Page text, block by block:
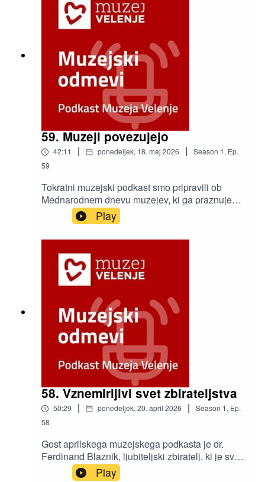
59. Muzeji povezujejo
42:11 | ponedeljek, 18. maj 2026 | Season 1, Ep.
59
Tokratni muzejski podkast smo pripravili ob
Mednarodnem dnevu muzejev, ki ga praznujemo
danes. Letošnja osrednja tema je »Muzeji
povezujejo razdeljeni svet«. Gostja podkasta je
Alenka Černelič Krošelj, direktorica Posavskega
muzeja Brežice in predsednica predsedstva
Skupnosti muzejev Slovenije (SMS).
Play
58. Vznemirljivi svet zbirateljstva
50:29 | ponedeljek, 20. april 2026 | Season 1, Ep.
58
Gost aprilskega muzejskega podkasta je dr.
Ferdinand Blaznik, ljubiteljski zbiratelj, ki je svojo
zbirko predmetov azijskih kultur predstavil na
Play